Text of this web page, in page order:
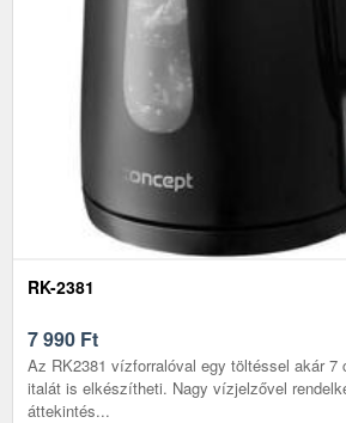
RK-2381
7 990 Ft
Az RK2381 vízforralóval egy töltéssel akár 7
italát is elkészítheti. Nagy vízjelzővel
áttekintés...